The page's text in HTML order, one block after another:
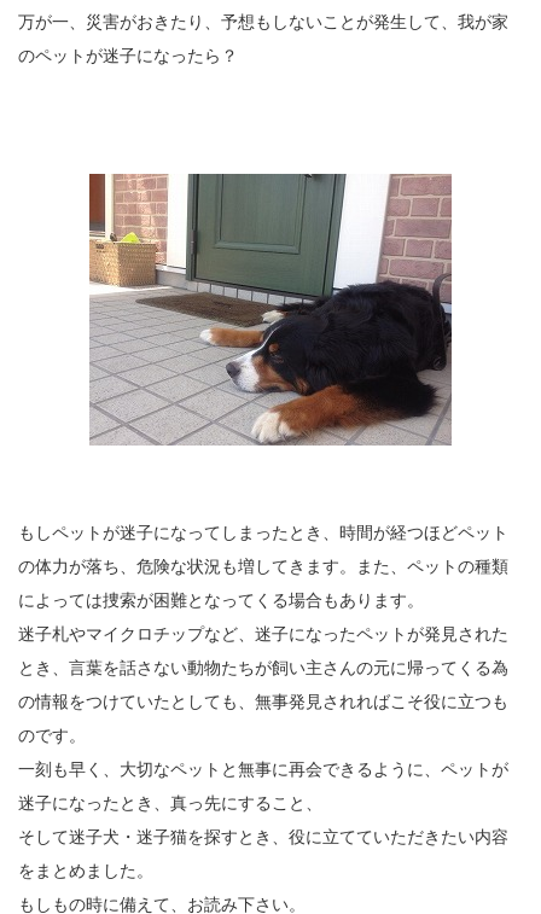
万が一、災害がおきたり、予想もしないことが発生して、我が家
のペットが迷子になったら？
もしペットが迷子になってしまったとき、時間が経つほどペット
の体力が落ち、危険な状況も増してきます。また、ペットの種類
によっては捜索が困難となってくる場合もあります。
迷子札やマイクロチップなど、迷子になったペットが発見された
とき、言葉を話さない動物たちが飼い主さんの元に帰ってくる為
の情報をつけていたとしても、無事発見されればこそ役に立つも
のです。
一刻も早く、大切なペットと無事に再会できるように、ペットが
迷子になったとき、真っ先にすること、
そして迷子犬・迷子猫を探すとき、役に立てていただきたい内容
をまとめました。
もしもの時に備えて、お読み下さい。